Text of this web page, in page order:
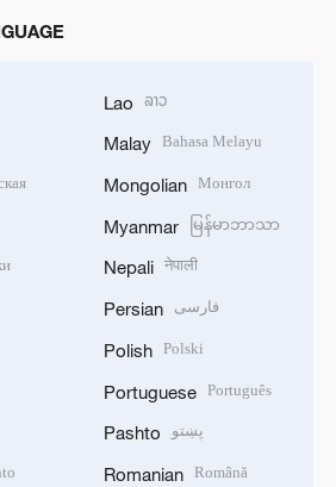
Lao ລາວ
Malay Bahasa Melayu
Mongolian Монгол
Myanmar မြန်မာဘာသာ
Nepali नेपाली
Persian فارسی
Polish Polski
Portuguese Português
Pashto پښتو
Romanian Română